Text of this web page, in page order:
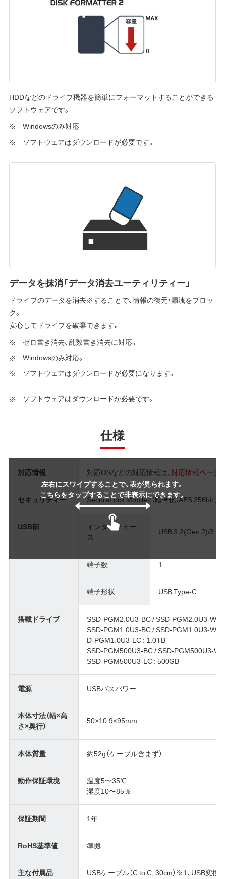
HDDなどのドライブ機器を簡単にフォーマットすることができる
ソフトウェアです。
Windowsのみ対応
ソフトウェアはダウンロードが必要です。
データを抹消「データ消去ユーティリティー」
ドライブのデータを消去※することで、情報の復元・漏洩をブロッ
ク。
安心してドライブを破棄できます。
ゼロ書き消去、乱数書き消去に対応。
Windowsのみ対応。
ソフトウェアはダウンロードが必要になります。
ソフトウェアはダウンロードが必要です。
仕様
左右にスワイプすることで、表が見られます。
こちらをタップすることで非表示にできます。
対応情報 対応OSなどの対応情報は、 対応情報ページ
セキュリティー SecureLock Mobile2（暗号化：AES 256bitソ
USB部
インターフェー
ス
USB 3.2(Gen 2)/
端子数 1
端子形状 USB Type-C
搭載ドライブ
SSD-PGM2.0U3-BC / SSD-PGM2.0U3-WC
SSD-PGM1.0U3-BC / SSD-PGM1.0U3-
D-PGM1.0U3-LC : 1.0TB
SSD-PGM500U3-BC / SSD-PGM500U3-
SSD-PGM500U3-LC : 500GB
電源 USBバスパワー
本体寸法（幅×高
さ×奥行）
50×10.9×95mm
本体質量 約52g（ケーブル含まず）
動作保証環境
温度5〜35℃
湿度10〜85％
保証期間 1年
RoHS基準値 準拠
主な付属品
USBケーブル（C to C, 30cm）※1、USB変